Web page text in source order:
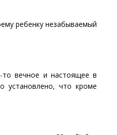
ребенку незабываемый
то вечное и настоящее в
установлено, что кроме